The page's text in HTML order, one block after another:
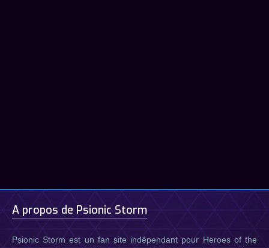
A propos de Psionic Storm
Psionic Storm est un fan site indépendant pour Heroes of the